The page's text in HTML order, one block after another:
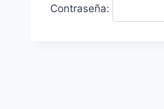
Contraseña: